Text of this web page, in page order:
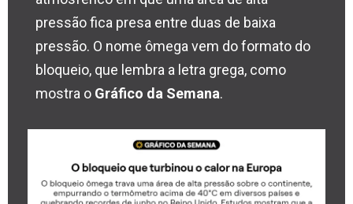
pressão fica presa entre duas de baixa
pressão. O nome ômega vem do formato do
bloqueio, que lembra a letra grega, como
mostra o Gráfico da Semana.